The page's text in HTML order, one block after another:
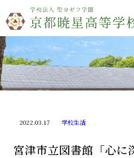
2022.03.17 学校生活
宮津市立図書館「心に